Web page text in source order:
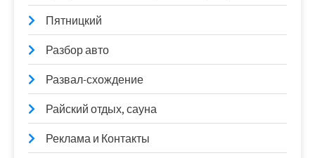
Пятницкий
Разбор авто
Развал-схождение
Райский отдых, сауна
Реклама и Контакты